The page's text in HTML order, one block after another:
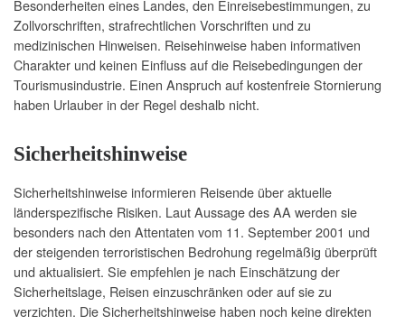
Besonderheiten eines Landes, den Einreisebestimmungen, zu
Zollvorschriften, strafrechtlichen Vorschriften und zu
medizinischen Hinweisen. Reisehinweise haben informativen
Charakter und keinen Einfluss auf die Reisebedingungen der
Tourismusindustrie. Einen Anspruch auf kostenfreie Stornierung
haben Urlauber in der Regel deshalb nicht.
Sicherheitshinweise
Sicherheitshinweise informieren Reisende über aktuelle
länderspezifische Risiken. Laut Aussage des AA werden sie
besonders nach den Attentaten vom 11. September 2001 und
der steigenden terroristischen Bedrohung regelmäßig überprüft
und aktualisiert. Sie empfehlen je nach Einschätzung der
Sicherheitslage, Reisen einzuschränken oder auf sie zu
verzichten. Die Sicherheitshinweise haben noch keine direkten